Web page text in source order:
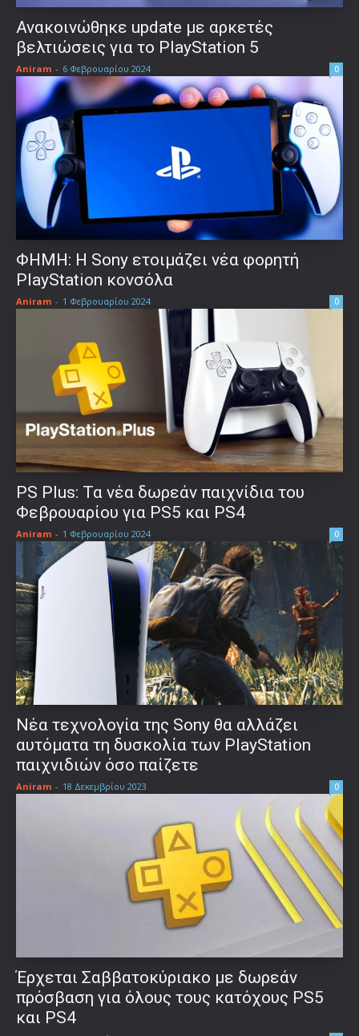
Ανακοινώθηκε update με αρκετές
βελτιώσεις για το PlayStation 5
Aniram - 6 Φεβρουαρίου 2024 0
ΦΗΜΗ: H Sony ετοιμάζει νέα φορητή
PlayStation κονσόλα
Aniram - 1 Φεβρουαρίου 2024 0
PS Plus: Τα νέα δωρεάν παιχνίδια του
Φεβρουαρίου για PS5 και PS4
Aniram - 1 Φεβρουαρίου 2024 0
Νέα τεχνολογία της Sony θα αλλάζει
αυτόματα τη δυσκολία των PlayStation
παιχνιδιών όσο παίζετε
Aniram - 18 Δεκεμβρίου 2023 0
Έρχεται Σαββατοκύριακο με δωρεάν
πρόσβαση για όλους τους κατόχους PS5
και PS4